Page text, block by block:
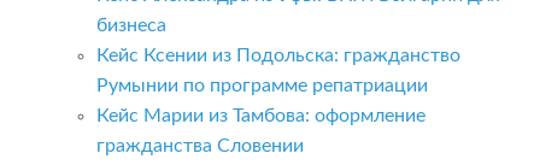
бизнеса
Кейс Ксении из Подольска: гражданство
Румынии по программе репатриации
Кейс Марии из Тамбова: оформление
гражданства Словении